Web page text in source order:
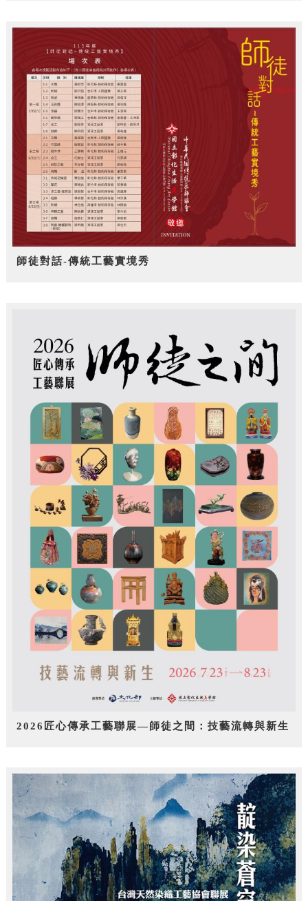
師徒對話-傳統工藝實境秀
2026匠心傳承工藝聯展—師徒之間：技藝流轉與新生